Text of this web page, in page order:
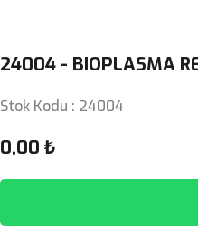
24004 - BIOPLASMA
Stok Kodu : 24004
0,00 ₺